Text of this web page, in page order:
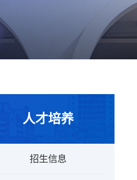
人才培养
招生信息